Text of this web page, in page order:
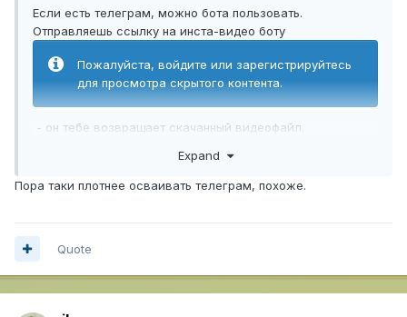
Если есть телеграм, можно бота пользовать.
Отправляешь ссылку на инста-видео боту
Пожалуйста, войдите или зарегистрируйтесь
для просмотра скрытого контента.
- он тебе возвращает скачанный видеофайл.
Expand
Пора таки плотнее осваивать телеграм, похоже.
Quote